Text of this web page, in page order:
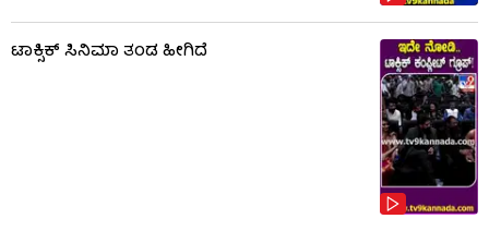
ಟಾಕ್ಸಿಕ್​​​ ಸಿನಿಮಾ ತಂಡ ಹೀಗಿದೆ